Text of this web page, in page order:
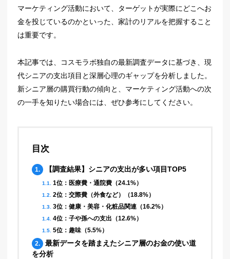
マーケティング活動において、ターゲットが実際にどこへお
金を投じているのかといった、家計のリアルを把握すること
は重要です。
本記事では、コスモラボ独自の最新調査データに基づき、現
代シニアの支出項目と深層心理のギャップを分析しました。
新シニア層の購買行動の傾向と、マーケティング活動への次
の一手を知りたい場合には、ぜひ参考にしてください。
目次
1. 【調査結果】シニアの支出が多い項目TOP5
1.1. 1位：医療費・通院費（24.1%）
1.2. 2位：交際費（外食など）（18.8%）
1.3. 3位：健康・美容・化粧品関連（16.2%）
1.4. 4位：子や孫への支出（12.6%）
1.5. 5位：趣味（5.5%）
2.
最新データを踏まえたシニア層のお金の使い道
を分析